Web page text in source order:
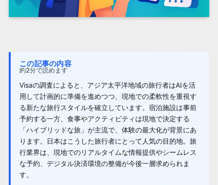
この記事の内容
約2分で読めます
Visaの調査によると、アジア太平洋地域の旅行者はAIを活
用して計画的に準備を進めつつ、現地での柔軟性を重視す
る新たな旅行スタイルを確立しています。宿泊施設は事前
予約する一方、食事やアクティビティは現地で決定する
「ハイブリッドな旅」が主流で、体験の最大化が背景にあ
ります。日本はこうした旅行者にとって人気の目的地。旅
行業界は、現地でのリアルタイムな情報提供やシームレス
な予約、デジタル決済環境の整備が今後一層求められま
す。